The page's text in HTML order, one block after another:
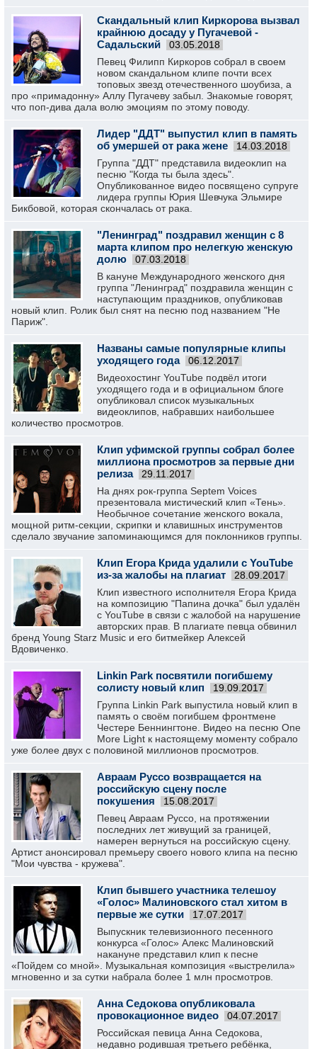
Скандальный клип Киркорова вызвал
крайнюю досаду у Пугачевой -
Садальский
03.05.2018
Певец Филипп Киркоров собрал в своем
новом скандальном клипе почти всех
топовых звезд отечественного шоубиза, а
про «примадонну» Аллу Пугачеву забыл. Знакомые говорят,
что поп-дива дала волю эмоциям по этому поводу.
Лидер "ДДТ" выпустил клип в память
об умершей от рака жене
14.03.2018
Группа "ДДТ" представила видеоклип на
песню "Когда ты была здесь".
Опубликованное видео посвящено супруге
лидера группы Юрия Шевчука Эльмире
Бикбовой, которая скончалась от рака.
"Ленинград" поздравил женщин с 8
марта клипом про нелегкую женскую
долю
07.03.2018
В кануне Международного женского дня
группа "Ленинград" поздравила женщин с
наступающим праздников, опубликовав
новый клип. Ролик был снят на песню под названием "Не
Париж".
Названы самые популярные клипы
уходящего года
06.12.2017
Видеохостинг YouTube подвёл итоги
уходящего года и в официальном блоге
опубликовал список музыкальных
видеоклипов, набравших наибольшее
количество просмотров.
Клип уфимской группы собрал более
миллиона просмотров за первые дни
релиза
29.11.2017
На днях рок-группа Septem Voices
презентовала мистический клип «Тень».
Необычное сочетание женского вокала,
мощной ритм-секции, скрипки и клавишных инструментов
сделало звучание запоминающимся для поклонников группы.
Клип Егора Крида удалили с YouTube
из-за жалобы на плагиат
28.09.2017
Клип известного исполнителя Егора Крида
на композицию "Папина дочка" был удалён
с YouTube в связи с жалобой на нарушение
авторских прав. В плагиате певца обвинил
бренд Young Starz Music и его битмейкер Алексей
Вдовиченко.
Linkin Park посвятили погибшему
солисту новый клип
19.09.2017
Группа Linkin Park выпустила новый клип в
память о своём погибшем фронтмене
Честере Беннингтоне. Видео на песню One
More Light к настоящему моменту собрало
уже более двух с половиной миллионов просмотров.
Авраам Руссо возвращается на
российскую сцену после
покушения
15.08.2017
Певец Авраам Руссо, на протяжении
последних лет живущий за границей,
намерен вернуться на российскую сцену.
Артист анонсировал премьеру своего нового клипа на песню
"Мои чувства - кружева".
Клип бывшего участника телешоу
«Голос» Малиновского стал хитом в
первые же сутки
17.07.2017
Выпускник телевизионного песенного
конкурса «Голос» Алекс Малиновский
накануне представил клип к песне
«Пойдем со мной». Музыкальная композиция «выстрелила»
мгновенно и за сутки набрала более 1 млн просмотров.
Анна Седокова опубликовала
провокационное видео
04.07.2017
Российская певица Анна Седокова,
недавно родившая третьего ребёнка,